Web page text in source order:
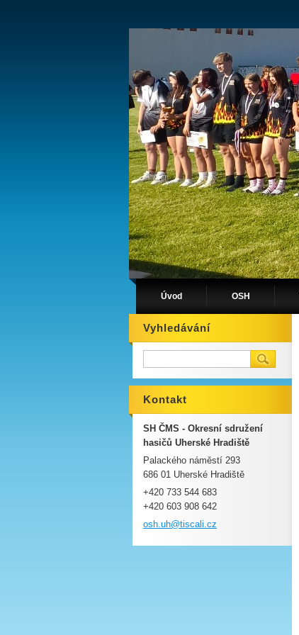
Úvod OSH
Vyhledávání
Kontakt
SH ČMS - Okresní sdružení
hasičů Uherské Hradiště
Palackého náměstí 293
686 01 Uherské Hradiště
+420 733 544 683
+420 603 908 642
osh.uh@tiscali.cz